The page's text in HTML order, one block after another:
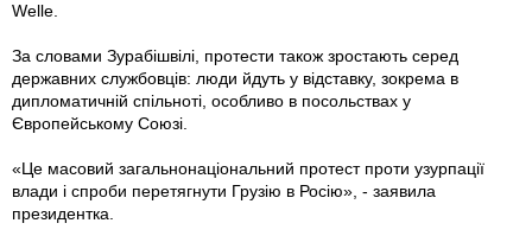
Welle.
За словами Зурабішвілі, протести також зростають серед
державних службовців: люди йдуть у відставку, зокрема в
дипломатичній спільноті, особливо в посольствах у
Європейському Союзі.
«Це масовий загальнонаціональний протест проти узурпації
влади і спроби перетягнути Грузію в Росію», - заявила
президентка.